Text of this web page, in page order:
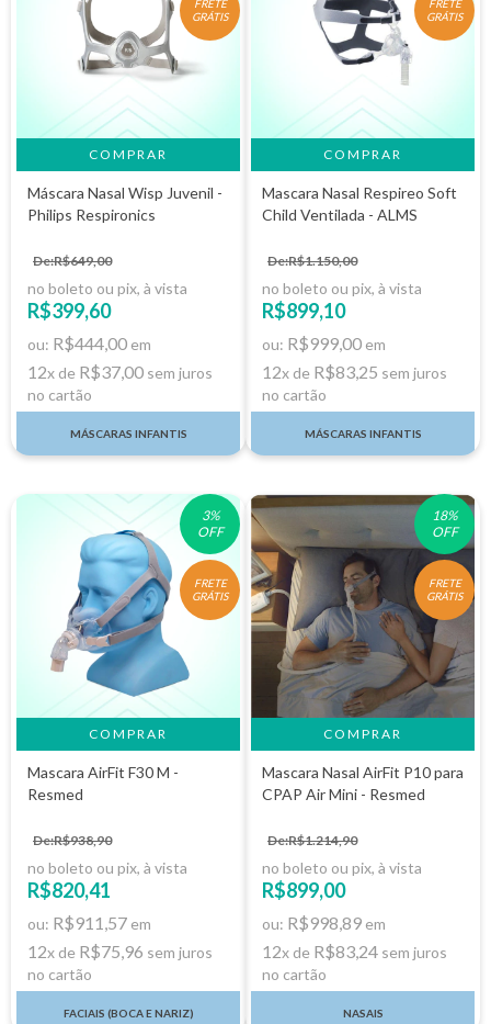
FRETE
GRÁTIS
Máscara Nasal Wisp Juvenil -
Philips Respironics
De:R$649,00
no boleto ou pix, à vista
R$399,60
ou: R$444,00 em
12x de R$37,00 sem juros
no cartão
MÁSCARAS INFANTIS
FRETE
GRÁTIS
Mascara Nasal Respireo Soft
Child Ventilada - ALMS
De:R$1.150,00
no boleto ou pix, à vista
R$899,10
ou: R$999,00 em
12x de R$83,25 sem juros
no cartão
MÁSCARAS INFANTIS
3%
OFF
FRETE
GRÁTIS
COMPRAR
Mascara AirFit F30 M -
Resmed
De:R$938,90
no boleto ou pix, à vista
R$820,41
ou: R$911,57 em
12x de R$75,96 sem juros
no cartão
FACIAIS (BOCA E NARIZ)
18%
OFF
FRETE
GRÁTIS
Mascara Nasal AirFit P10 para
CPAP Air Mini - Resmed
De:R$1.214,90
no boleto ou pix, à vista
R$899,00
ou: R$998,89 em
12x de R$83,24 sem juros
no cartão
NASAIS